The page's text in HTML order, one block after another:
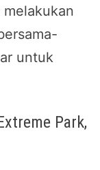
untuk
Park,